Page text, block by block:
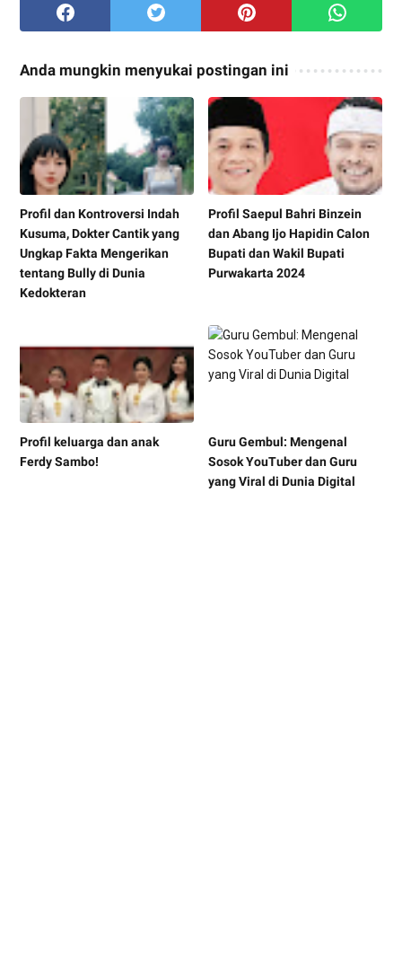
Anda mungkin menyukai postingan ini
Profil dan Kontroversi Indah
Kusuma, Dokter Cantik yang
Ungkap Fakta Mengerikan
tentang Bully di Dunia
Kedokteran
Profil Saepul Bahri Binzein
dan Abang Ijo Hapidin Calon
Bupati dan Wakil Bupati
Purwakarta 2024
Profil keluarga dan anak
Ferdy Sambo!
Guru Gembul: Mengenal
Sosok YouTuber dan Guru
yang Viral di Dunia Digital